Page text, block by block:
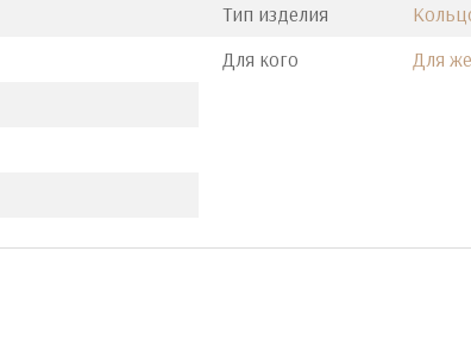
Тип изделия
Для кого
Для